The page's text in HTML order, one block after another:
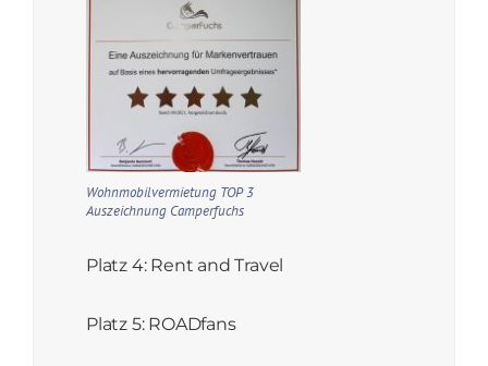
Wohnmobilvermietung TOP 3
Auszeichnung Camperfuchs
Platz 4: Rent and Travel
Platz 5: ROADfans